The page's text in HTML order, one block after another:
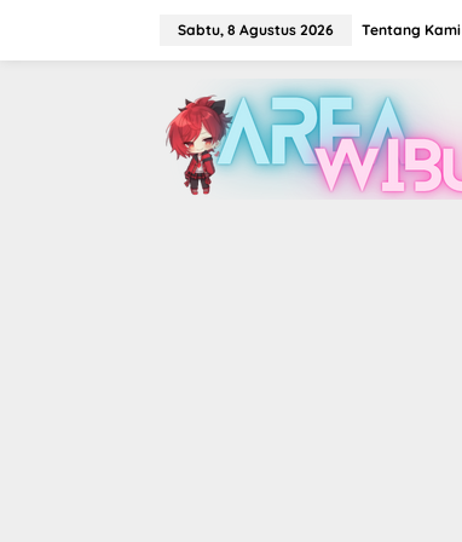
Sabtu, 8 Agustus 2026 Tentang Kami